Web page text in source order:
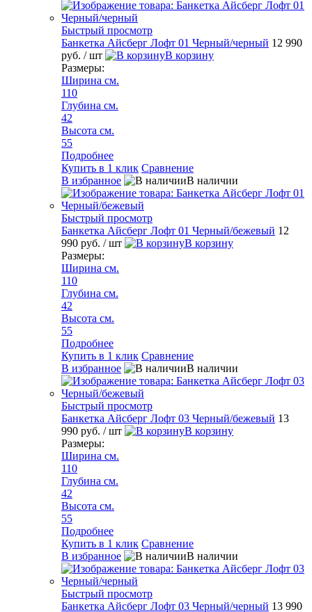
Быстрый просмотр
Банкетка Айсберг Лофт 01 Черный/черный 12 990
руб. / шт
В корзину
Размеры:
Ширина см.
110
Глубина см.
42
Высота см.
55
Подробнее
Купить в 1 клик Сравнение
В избранное
В наличии
Быстрый просмотр
Банкетка Айсберг Лофт 01 Черный/бежевый 12
990 руб. / шт
В корзину
Размеры:
Ширина см.
110
Глубина см.
42
Высота см.
55
Подробнее
Купить в 1 клик Сравнение
В избранное
В наличии
Быстрый просмотр
Банкетка Айсберг Лофт 03 Черный/бежевый 13
990 руб. / шт
В корзину
Размеры:
Ширина см.
110
Глубина см.
42
Высота см.
55
Подробнее
Купить в 1 клик Сравнение
В избранное
В наличии
Быстрый просмотр
Банкетка Айсберг Лофт 03 Черный/черный 13 990